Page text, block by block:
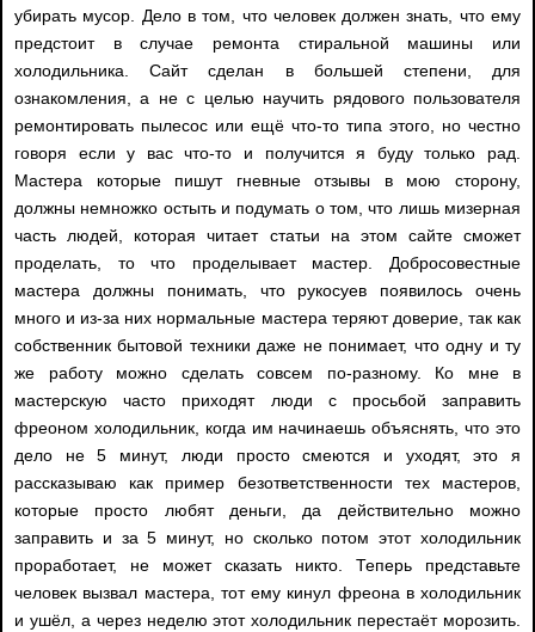
убирать мусор. Дело в том, что человек должен знать, что ему
предстоит в случае ремонта стиральной машины или
холодильника. Сайт сделан в большей степени, для
ознакомления, а не с целью научить рядового пользователя
ремонтировать пылесос или ещё что-то типа этого, но честно
говоря если у вас что-то и получится я буду только рад.
Мастера которые пишут гневные отзывы в мою сторону,
должны немножко остыть и подумать о том, что лишь мизерная
часть людей, которая читает статьи на этом сайте сможет
проделать, то что проделывает мастер. Добросовестные
мастера должны понимать, что рукосуев появилось очень
много и из-за них нормальные мастера теряют доверие, так как
собственник бытовой техники даже не понимает, что одну и ту
же работу можно сделать совсем по-разному. Ко мне в
мастерскую часто приходят люди с просьбой заправить
фреоном холодильник, когда им начинаешь объяснять, что это
дело не 5 минут, люди просто смеются и уходят, это я
рассказываю как пример безответственности тех мастеров,
которые просто любят деньги, да действительно можно
заправить и за 5 минут, но сколько потом этот холодильник
проработает, не может сказать никто. Теперь представьте
человек вызвал мастера, тот ему кинул фреона в холодильник
и ушёл, а через неделю этот холодильник перестаёт морозить.